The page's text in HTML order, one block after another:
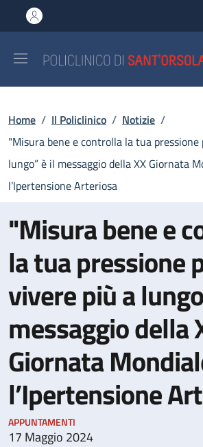
al contenuto principale
to footer content
Briciole di pane
Home / Il Policlinico / Notizie /
"Misura bene e controlla la tua
lungo” è il messaggio della XX Giornata
l’Ipertensione Arteriosa
"Misura bene e
la tua pressione
vivere più a
messaggio della
Giornata
l’Ipertensione
APPUNTAMENTI
17 Maggio 2024